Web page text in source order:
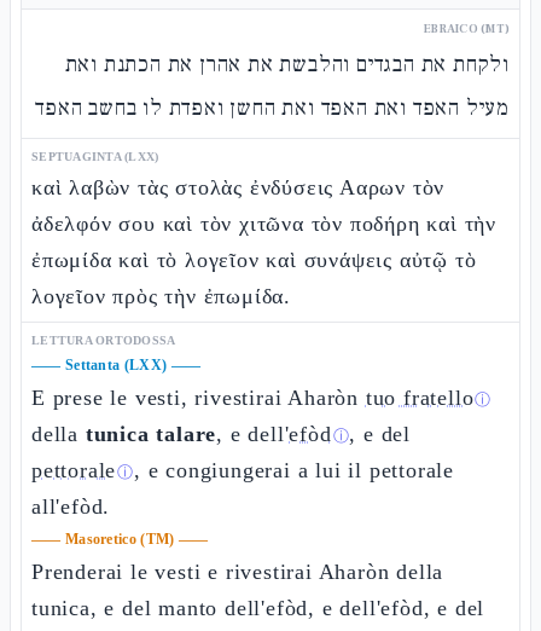
EBRAICO (MT)
ולקחת את הבגדים והלבשת את אהרן את הכתנת ואת
מעיל האפד ואת האפד ואת החשן ואפדת לו בחשב האפד
SEPTUAGINTA (LXX)
καὶ λαβὼν τὰς στολὰς ἐνδύσεις Ααρων τὸν
ἀδελφόν σου καὶ τὸν χιτῶνα τὸν ποδήρη καὶ τὴν
ἐπωμίδα καὶ τὸ λογεῖον καὶ συνάψεις αὐτῷ τὸ
λογεῖον πρὸς τὴν ἐπωμίδα.
LETTURA ORTODOSSA
—— Settanta (LXX) ——
E prese le vesti, rivestirai Aharòn tuo fratelloⓘ
della tunica talare, e dell'efòdⓘ, e del
pettoraleⓘ, e congiungerai a lui il pettorale
all'efòd.
—— Masoretico (TM) ——
Prenderai le vesti e rivestirai Aharòn della
tunica, e del manto dell'efòd, e dell'efòd, e del